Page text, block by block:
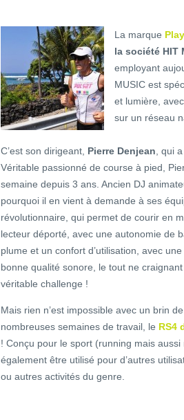
La marque
la société HIT
employant
MUSIC est
et lumière,
sur un réseau
C’est son dirigeant, Pierre Denjean , qui
Véritable passionné de course à pied,
semaine depuis 3 ans. Ancien DJ
pourquoi il en vient à demande à ses
révolutionnaire, qui permet de courir en
lecteur déporté, avec une autonomie de
plume et un confort d’utilisation, avec
bonne qualité sonore, le tout ne
véritable challenge !
Mais rien n’est impossible avec un brin
nombreuses semaines de travail, le RS4
! Conçu pour le sport (running mais
également être utilisé pour d’autres
ou autres activités du genre.